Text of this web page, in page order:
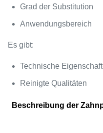
Grad der Substitution
Anwendungsbereich
Es gibt:
Technische
Reinigte Qualitäten
Beschreibung der